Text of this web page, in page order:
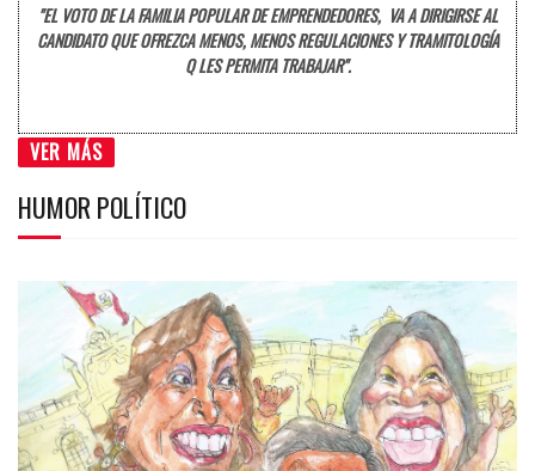
"EL VOTO DE LA FAMILIA POPULAR DE EMPRENDEDORES, VA A DIRIGIRSE AL
CANDIDATO QUE OFREZCA MENOS, MENOS REGULACIONES Y TRAMITOLOGÍA
Q LES PERMITA TRABAJAR".
VER MÁS
HUMOR POLÍTICO